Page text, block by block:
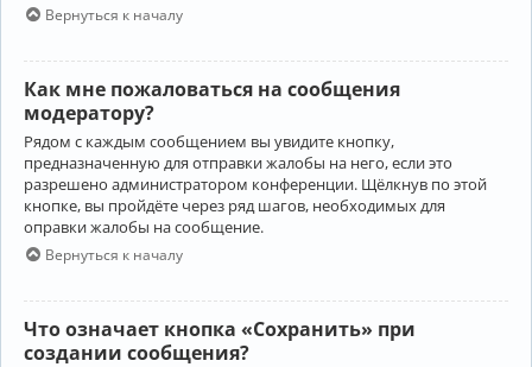
Вернуться к началу
Как мне пожаловаться на сообщения
модератору?
Рядом с каждым сообщением вы увидите кнопку,
предназначенную для отправки жалобы на него, если это
разрешено администратором конференции. Щёлкнув по этой
кнопке, вы пройдёте через ряд шагов, необходимых для
оправки жалобы на сообщение.
Вернуться к началу
Что означает кнопка «Сохранить» при
создании сообщения?